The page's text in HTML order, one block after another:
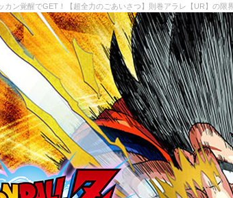
カン覚醒でGET！【超全力のごあいさつ】則巻アラレ【UR】の